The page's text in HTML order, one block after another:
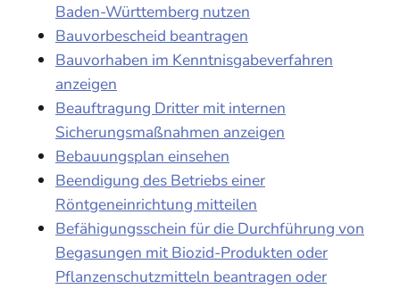
Baden-Württemberg nutzen
Bauvorbescheid beantragen
Bauvorhaben im Kenntnisgabeverfahren
anzeigen
Beauftragung Dritter mit internen
Sicherungsmaßnahmen anzeigen
Bebauungsplan einsehen
Beendigung des Betriebs einer
Röntgeneinrichtung mitteilen
Befähigungsschein für die Durchführung von
Begasungen mit Biozid-Produkten oder
Pflanzenschutzmitteln beantragen oder